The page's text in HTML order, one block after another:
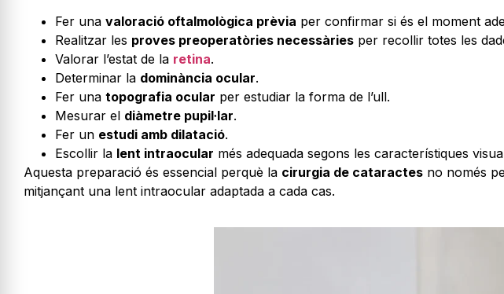
Fer una valoració oftalmològica prèvia per confirmar si és el moment
Realitzar les proves preoperatòries necessàries per recollir totes les
Valorar l’estat de la retina.
Determinar la dominància ocular.
Fer una topografia ocular per estudiar la forma de l’ull.
Mesurar el diàmetre pupil·lar.
Fer un estudi amb dilatació.
Escollir la lent intraocular més adequada segons les característiques
Aquesta preparació és essencial perquè la cirurgia de cataractes no només
mitjançant una lent intraocular adaptada a cada cas.